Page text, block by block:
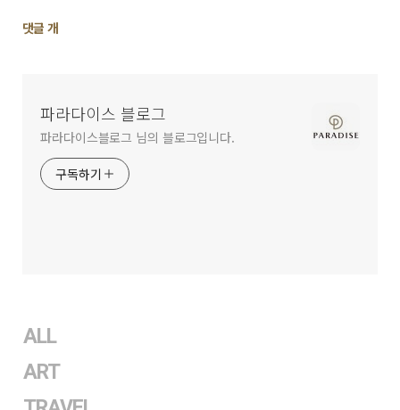
댓
댓글개
파라다이스 블로그
파라다이스블로그 님의 블로그입니다.
구독하기
ALL
ART